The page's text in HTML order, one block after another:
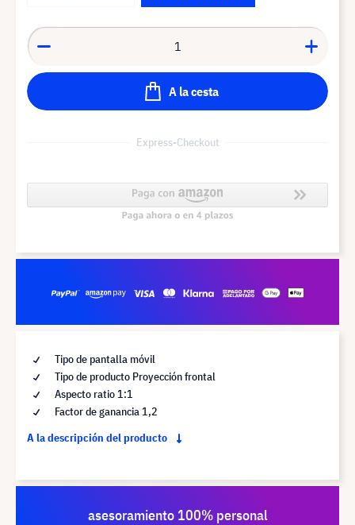
A la cesta
Express-Checkout
Tipo de pantalla móvil
Tipo de producto Proyección frontal
Aspecto ratio 1:1
Factor de ganancia 1,2
A la descripción del producto
asesoramiento 100% personal